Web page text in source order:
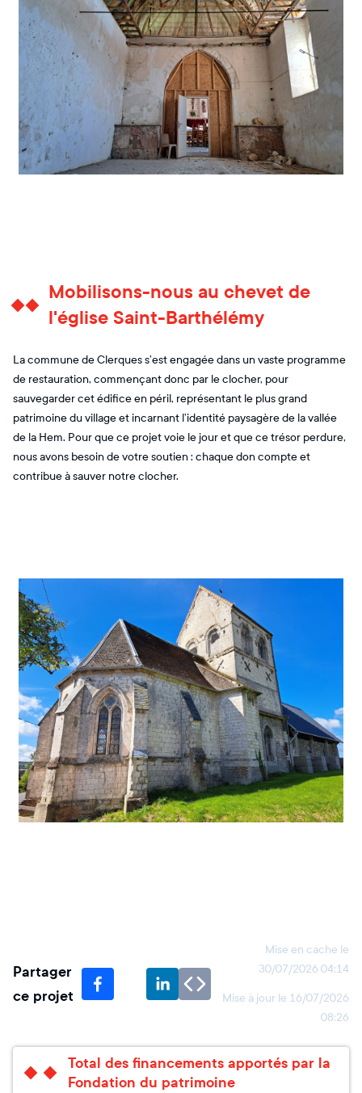
Mobilisons-nous au chevet de
l'église Saint-Barthélémy
La commune de Clerques s’est engagée dans un vaste programme
de restauration, commençant donc par le clocher, pour
sauvegarder cet édifice en péril, représentant le plus grand
patrimoine du village et incarnant l’identité paysagère de la vallée
de la Hem. Pour que ce projet voie le jour et que ce trésor perdure,
nous avons besoin de votre soutien : chaque don compte et
contribue à sauver notre clocher.
Partager
ce projet
Mise en cache le
30/07/2026 04:14
Mise à jour le 16/07/2026
08:26
Total des financements apportés par la
Fondation du patrimoine